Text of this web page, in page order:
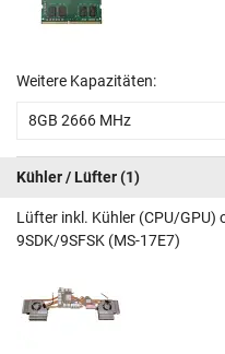
Weitere Kapazitäten:
8GB 2666 MHz
Kühler / Lüfter(1)
Lüfter inkl. Kühler (CPU/GPU)
9SDK/9SFSK (MS-17E7)